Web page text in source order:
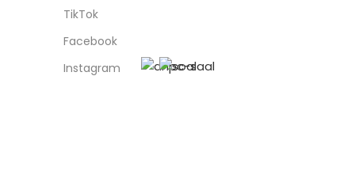
TikTok
Facebook
Instagram